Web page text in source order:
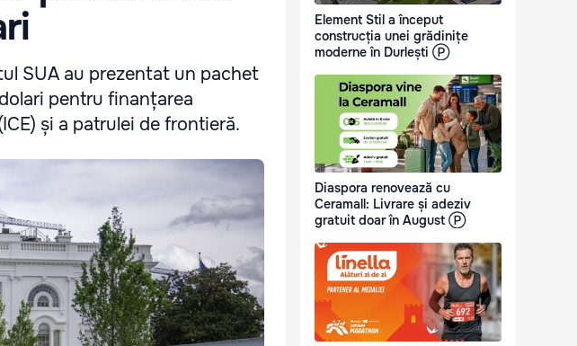
SUA au prezentat un pachet
pentru finanțarea
și a patrulei de frontieră.
Element Stil a început
construcția unei grădinițe
moderne în Durlești Ⓟ
Diaspora renovează cu
Ceramall: Livrare și adeziv
gratuit doar în August Ⓟ